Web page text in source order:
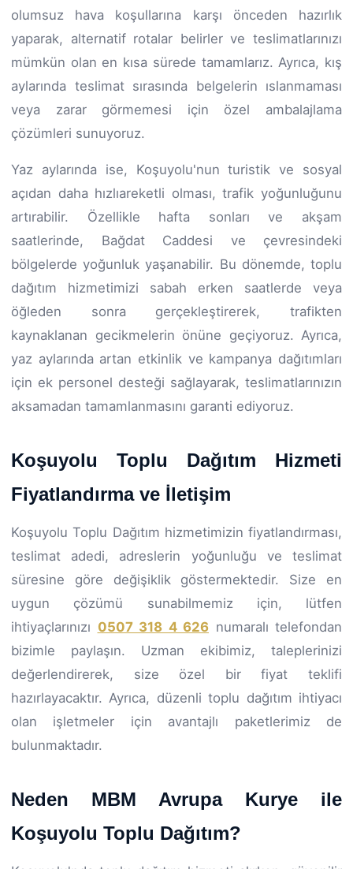
olumsuz hava koşullarına karşı önceden hazırlık
yaparak, alternatif rotalar belirler ve teslimatlarınızı
mümkün olan en kısa sürede tamamlarız. Ayrıca, kış
aylarında teslimat sırasında belgelerin ıslanmaması
veya zarar görmemesi için özel ambalajlama
çözümleri sunuyoruz.
Yaz aylarında ise, Koşuyolu'nun turistik ve sosyal
açıdan daha hızlıareketli olması, trafik yoğunluğunu
artırabilir. Özellikle hafta sonları ve akşam
saatlerinde, Bağdat Caddesi ve çevresindeki
bölgelerde yoğunluk yaşanabilir. Bu dönemde, toplu
dağıtım hizmetimizi sabah erken saatlerde veya
öğleden sonra gerçekleştirerek, trafikten
kaynaklanan gecikmelerin önüne geçiyoruz. Ayrıca,
yaz aylarında artan etkinlik ve kampanya dağıtımları
için ek personel desteği sağlayarak, teslimatlarınızın
aksamadan tamamlanmasını garanti ediyoruz.
Koşuyolu Toplu Dağıtım Hizmeti
Fiyatlandırma ve İletişim
Koşuyolu Toplu Dağıtım hizmetimizin fiyatlandırması,
teslimat adedi, adreslerin yoğunluğu ve teslimat
süresine göre değişiklik göstermektedir. Size en
uygun çözümü sunabilmemiz için, lütfen
ihtiyaçlarınızı 0507 318 4 626 numaralı telefondan
bizimle paylaşın. Uzman ekibimiz, taleplerinizi
değerlendirerek, size özel bir fiyat teklifi
hazırlayacaktır. Ayrıca, düzenli toplu dağıtım ihtiyacı
olan işletmeler için avantajlı paketlerimiz de
bulunmaktadır.
Neden MBM Avrupa Kurye ile
Koşuyolu Toplu Dağıtım?